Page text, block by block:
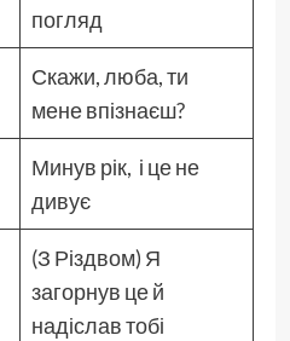
погляд
Скажи, люба, ти
мене впізнаєш?
Минув рік, і це не
дивує
(З Різдвом) Я
загорнув це й
надіслав тобі